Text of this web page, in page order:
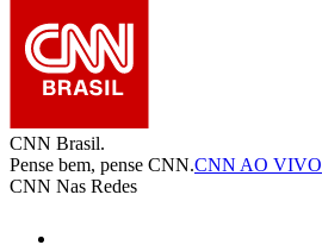
CNN Brasil.
Pense bem, pense CNN.CNN AO VIVO
CNN Nas Redes